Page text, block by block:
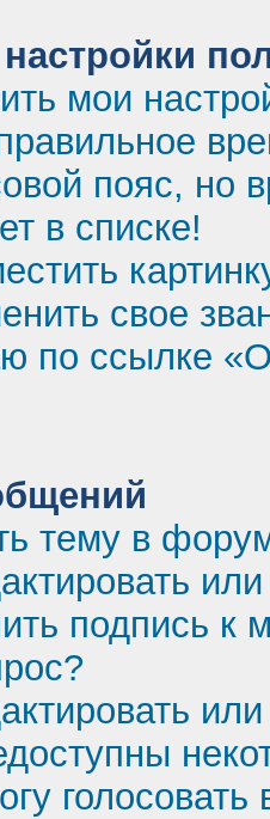
мои
пояс, но
в списке!
свое
по ссылке
тему в
подпись
голосовать